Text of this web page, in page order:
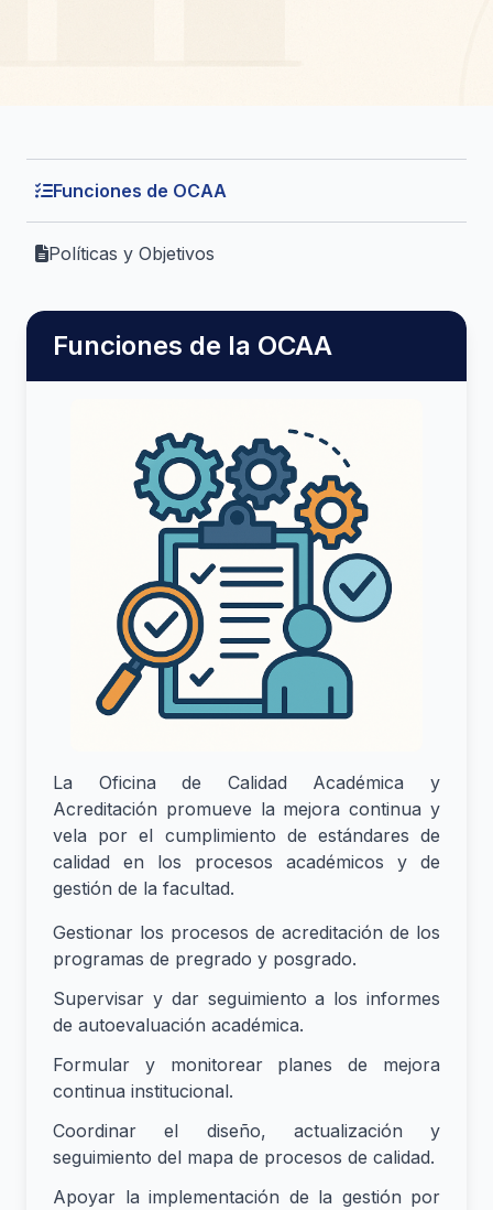
Funciones de OCAA
Políticas y Objetivos
Funciones de la OCAA
La Oficina de Calidad Académica y
Acreditación promueve la mejora continua y
vela por el cumplimiento de estándares de
calidad en los procesos académicos y de
gestión de la facultad.
Gestionar los procesos de acreditación de los
programas de pregrado y posgrado.
Supervisar y dar seguimiento a los informes
de autoevaluación académica.
Formular y monitorear planes de mejora
continua institucional.
Coordinar el diseño, actualización y
seguimiento del mapa de procesos de calidad.
Apoyar la implementación de la gestión por